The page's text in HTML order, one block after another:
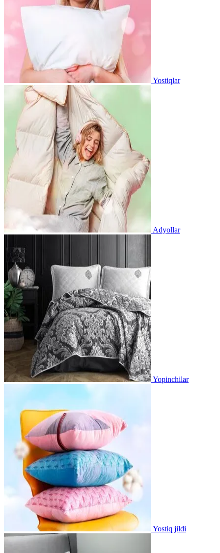
Yostiqlar
Adyollar
Yopinchilar
Yostiq jildi